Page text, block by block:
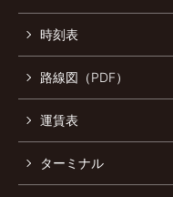
時刻表
路線図（PDF）
運賃表
ターミナル